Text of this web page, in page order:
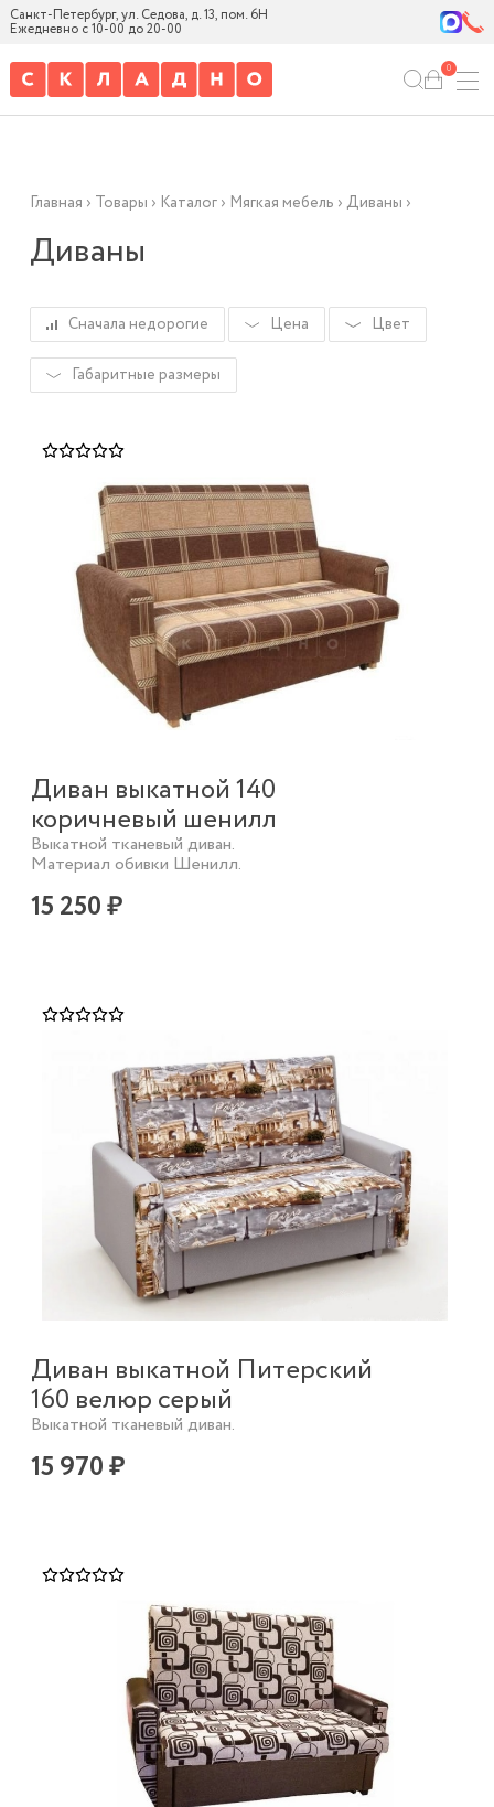
Санкт-Петербург, ул. Седова, д. 13, пом. 6Н
Ежедневно с 10-00 до 20-00
0
Главная › Товары › Каталог› Мягкая мебель › Диваны ›
Диваны
Сначала недорогие Цена Цвет
Габаритные размеры
Диван выкатной 140
коричневый шенилл
Выкатной тканевый диван.
Материал обивки Шенилл.
15 250 ₽
Диван выкатной Питерский
160 велюр серый
Выкатной тканевый диван.
15 970 ₽